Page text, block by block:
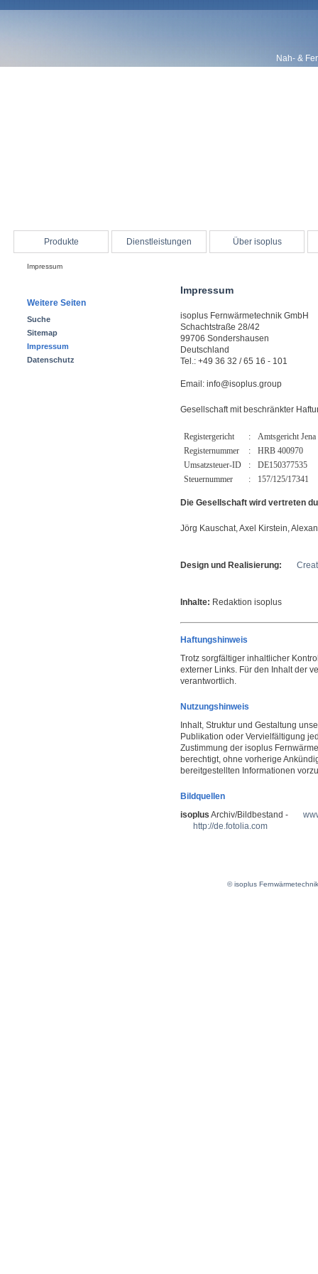
Impressum
Impressum
isoplus Fernwärmetechnik GmbH
Schachtstraße 28/42
99706 Sondershausen
Deutschland
Tel.: +49 36 32 / 65 16 - 101
Email: info@isoplus.group
Gesellschaft mit beschränkter
Registergericht :
Amtsgericht Jena
Registernummer
:
HRB 400970
Umsatzsteuer-ID
:
DE150377535
Steuernummer
: 157/125/17341
Die Gesellschaft wird vertreten
Jörg Kauschat, Axel Kirstein,
Design und Realisierung:
Inhalte: Redaktion isoplus
Haftungshinweis
Trotz sorgfältiger inhaltlicher
externer Links. Für den Inhalt der
verantwortlich.
Nutzungshinweis
Inhalt, Struktur und Gestaltung
Publikation oder Vervielfältigung
Zustimmung der isoplus
berechtigt, ohne vorherige
bereitgestellten Informationen
Bildquellen
isoplus Archiv/Bildbestand -
http://de.fotolia.com
Produkte Dienstleistungen Über isoplus
Weitere Seiten
Suche
Sitemap
Impressum
Datenschutz
Nah- &
© isoplus Fernwärmetechnik